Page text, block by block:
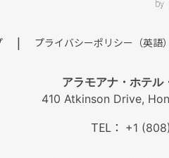
| プライバシーポリシー（英語）
アラモアナ・ホテル
410 Atkinson Drive,
TEL： +1